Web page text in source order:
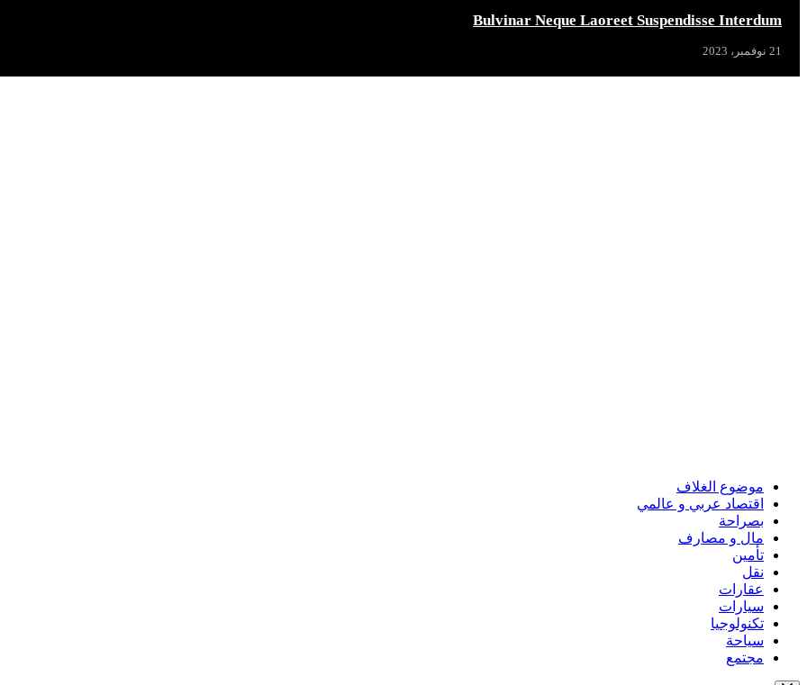
Bulvinar Neque Laoreet Suspendisse Interdum
21 نوفمبر، 2023
موضوع الغلاف
اقتصاد عربي و عالمي
بصراحة
مال و مصارف
تأمين
نقل
عقارات
سيارات
تكنولوجيا
سياحة
مجتمع